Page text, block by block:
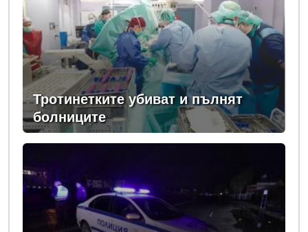
Тротинетките убиват и пълнят
болниците